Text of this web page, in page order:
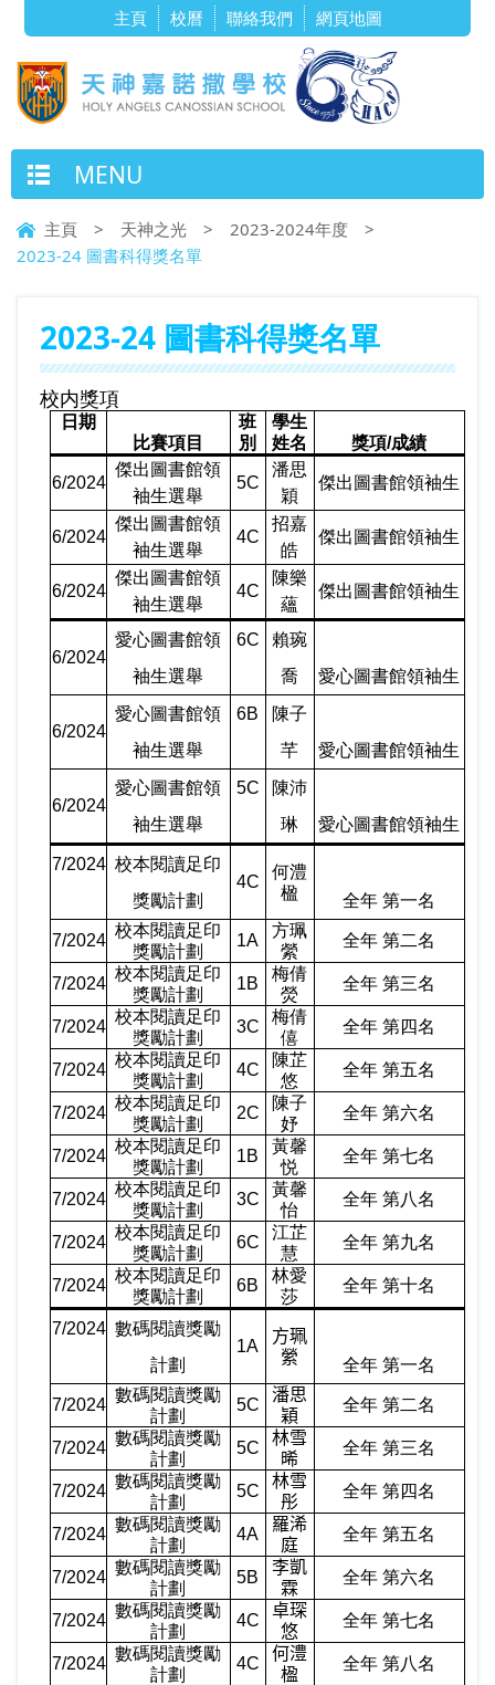
主頁 校曆 聯絡我們 網頁地圖
MENU
主頁 > 天神之光 > 2023-2024年度
>
2023-24 圖書科得獎名單
2023-24 圖書科得獎名單
校内獎項
日期
比賽項目
班
別
學生
姓名
獎項/成績
6/2024
傑出圖書館領
袖生選舉
5C
潘思
穎
傑出圖書館領袖生
6/2024
傑出圖書館領
袖生選舉
4C
招嘉
皓
傑出圖書館領袖生
6/2024
傑出圖書館領
袖生選舉
4C
陳樂
蘊
傑出圖書館領袖生
6/2024
愛心圖書館領
袖生選舉
6C
賴琬
喬
愛心圖書館領袖生
6/2024
愛心圖書館領
袖生選舉
6B
陳子
芊
愛心圖書館領袖生
6/2024
愛心圖書館領
袖生選舉
5C
陳沛
琳
愛心圖書館領袖生
7/2024 校本閱讀足印
獎勵計劃
4C
何澧
楹
全年 第一名
7/2024
校本閱讀足印
獎勵計劃
1A
方珮
縈
全年 第二名
7/2024
校本閱讀足印
獎勵計劃
1B
梅倩
熒
全年 第三名
7/2024
校本閱讀足印
獎勵計劃
3C
梅倩
僖
全年 第四名
7/2024
校本閱讀足印
獎勵計劃
4C
陳芷
悠
全年 第五名
7/2024
校本閱讀足印
獎勵計劃
2C
陳子
妤
全年 第六名
7/2024
校本閱讀足印
獎勵計劃
1B
黃馨
悦
全年 第七名
7/2024
校本閱讀足印
獎勵計劃
3C
黃馨
怡
全年 第八名
7/2024
校本閱讀足印
獎勵計劃
6C
江芷
慧
全年 第九名
7/2024
校本閱讀足印
獎勵計劃
6B
林愛
莎
全年 第十名
7/2024 數碼閱讀獎勵
計劃
1A
方珮
縈
全年 第一名
7/2024
數碼閱讀獎勵
計劃
5C
潘思
穎
全年 第二名
7/2024
數碼閱讀獎勵
計劃
5C
林雪
晞
全年 第三名
7/2024
數碼閱讀獎勵
計劃
5C
林雪
彤
全年 第四名
7/2024
數碼閱讀獎勵
計劃
4A
羅浠
庭
全年 第五名
7/2024
數碼閱讀獎勵
計劃
5B
李凱
霖
全年 第六名
7/2024
數碼閱讀獎勵
計劃
4C
卓琛
悠
全年 第七名
7/2024
數碼閱讀獎勵
計劃
4C
何澧
楹
全年 第八名